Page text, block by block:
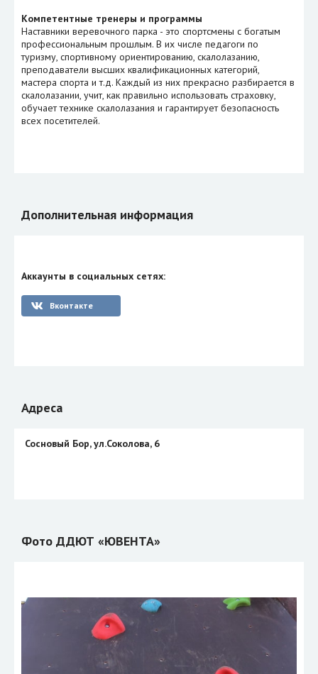
Компетентные тренеры и программы
Наставники веревочного парка - это спортсмены с богатым
профессиональным прошлым. В их числе педагоги по
туризму, спортивному ориентированию, скалолазанию,
преподаватели высших квалификационных категорий,
мастера спорта и т.д. Каждый из них прекрасно разбирается в
скалолазании, учит, как правильно использовать страховку,
обучает технике скалолазания и гарантирует безопасность
всех посетителей.
Дополнительная информация
Аккаунты в социальных сетях:
Вконтакте
Адреса
Сосновый Бор, ул.Соколова, 6
Фото ДДЮТ «ЮВЕНТА»